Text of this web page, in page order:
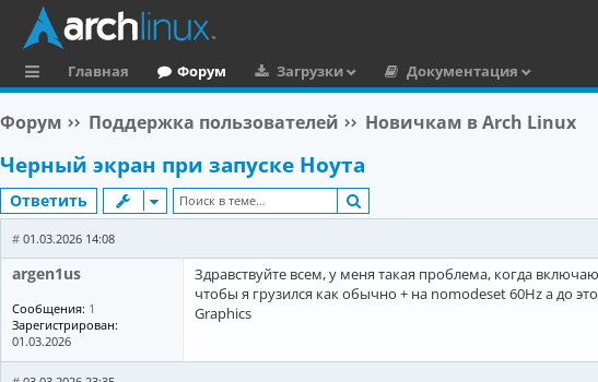
ы
л
к
и
Главная Форум Загрузки
Документация
Форум Поддержка пользователей Новичкам в Arch Linux
Черный экран при запуске Ноута
Ответить
argen1us
Сообщения: 1
Зарегистрирован:
01.03.2026
# 01.03.2026 14:08
Здравствуйте всем, у меня такая проблема, когда
чтобы я грузился как обычно + на nomodeset 60Hz а до
Graphics